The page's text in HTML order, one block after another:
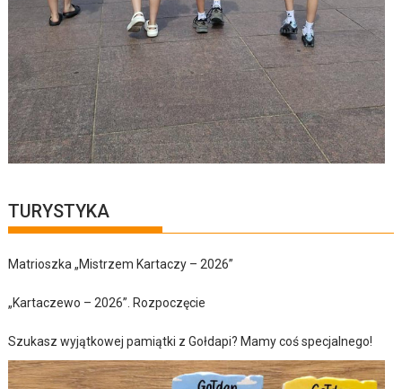
TURYSTYKA
Matrioszka „Mistrzem Kartaczy – 2026”
„Kartaczewo – 2026”. Rozpoczęcie
Szukasz wyjątkowej pamiątki z Gołdapi? Mamy coś specjalnego!